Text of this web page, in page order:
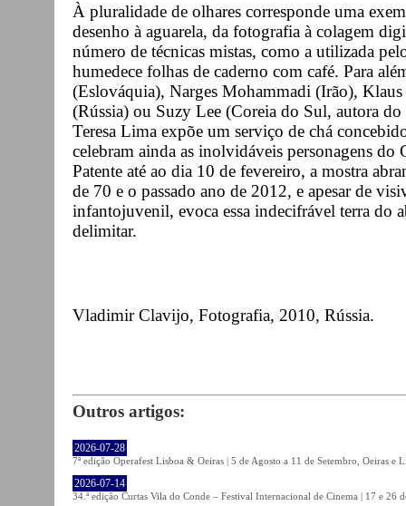
À pluralidade de olhares corresponde uma
desenho à aguarela, da fotografia à colagem
número de técnicas mistas, como a utilizada
humedece folhas de caderno com café. Para
(Eslováquia), Narges Mohammadi (Irão),
(Rússia) ou Suzy Lee (Coreia do Sul, autora
Teresa Lima expõe um serviço de chá
celebram ainda as inolvidáveis personagens do
Patente até ao dia 10 de fevereiro, a mostra
de 70 e o passado ano de 2012, e apesar de
infantojuvenil, evoca essa indecifrável terra do
delimitar.
Vladimir Clavijo, Fotografia, 2010, Rússia.
Outros artigos:
2026-07-28
7ª edição Operafest Lisboa & Oeiras | 5 de Agosto a 11 de Setembro, Oeiras e
2026-07-14
34.ª edição Curtas Vila do Conde – Festival Internacional de Cinema | 17 e 26